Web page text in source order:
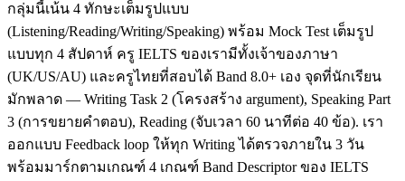
กลุ่มนี้เน้น 4 ทักษะเต็มรูปแบบ
(Listening/Reading/Writing/Speaking) พร้อม Mock Test เต็มรูป
แบบทุก 4 สัปดาห์ ครู IELTS ของเรามีทั้งเจ้าของภาษา
(UK/US/AU) และครูไทยที่สอบได้ Band 8.0+ เอง จุดที่นักเรียน
มักพลาด — Writing Task 2 (โครงสร้าง argument), Speaking Part
3 (การขยายคำตอบ), Reading (จับเวลา 60 นาทีต่อ 40 ข้อ). เรา
ออกแบบ Feedback loop ให้ทุก Writing ได้ตรวจภายใน 3 วัน
พร้อมมาร์กตามเกณฑ์ 4 เกณฑ์ Band Descriptor ของ IELTS